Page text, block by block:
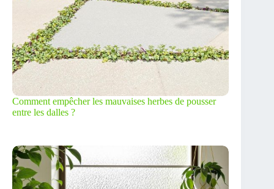
Comment empêcher les mauvaises herbes de pousser
entre les dalles ?